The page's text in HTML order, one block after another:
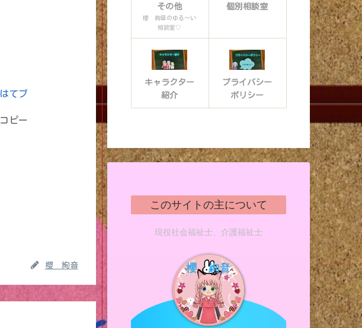
はてブ
コピー
櫻 絢音
その他
櫻 絢音のゆる〜い
相談室♡
個別相談室
キャラクター
紹介
プライバシー
ポリシー
このサイトの主について
現役社会福祉士、介護福祉士
櫻 絢音